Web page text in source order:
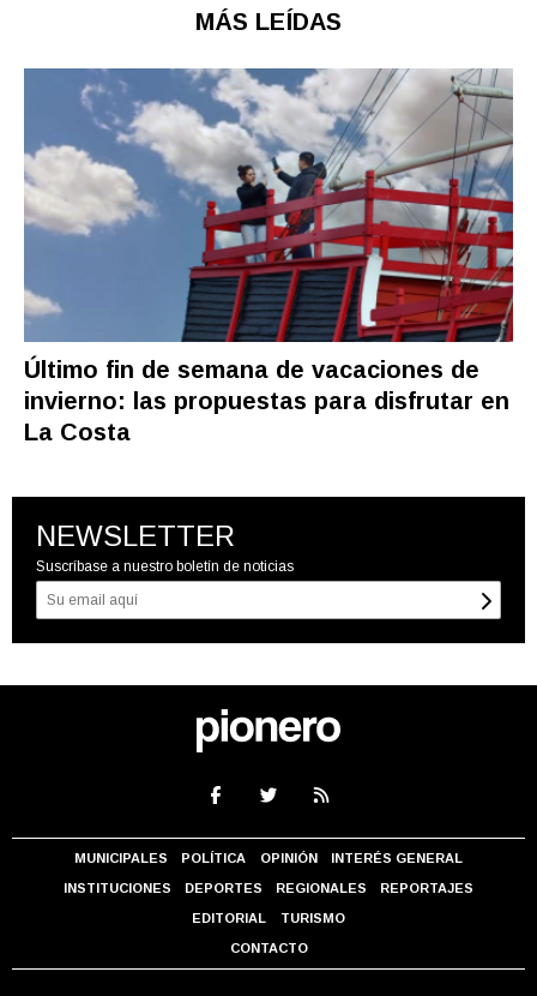
MÁS LEÍDAS
Último fin de semana de vacaciones de
invierno: las propuestas para disfrutar en
La Costa
NEWSLETTER
Suscríbase a nuestro boletín de noticias
MUNICIPALES POLÍTICA OPINIÓN INTERÉS GENERAL
INSTITUCIONES DEPORTES REGIONALES REPORTAJES
EDITORIAL TURISMO
CONTACTO